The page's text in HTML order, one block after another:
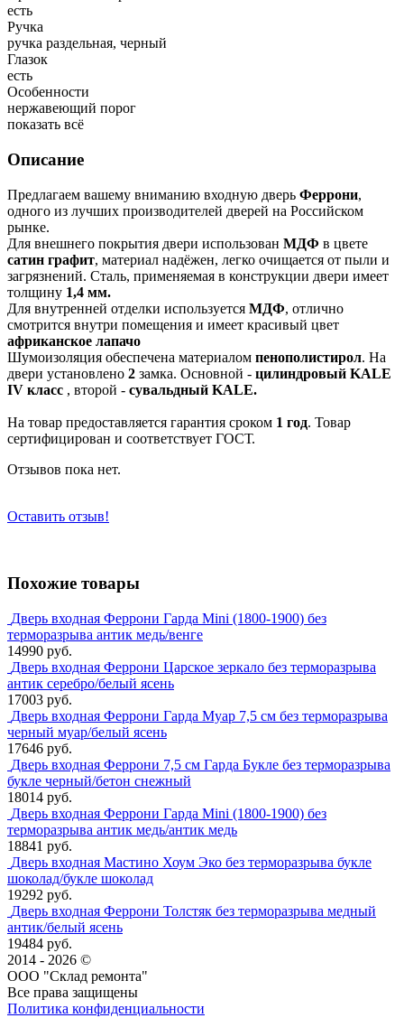
есть
Ручка
ручка раздельная, черный
Глазок
есть
Особенности
нержавеющий порог
показать всё
Описание
Предлагаем вашему вниманию входную дверь Феррони,
одного из лучших производителей дверей на Российском
рынке.
Для внешнего покрытия двери использован МДФ в цвете
сатин графит, материал надёжен, легко очищается от пыли и
загрязнений. Сталь, применяемая в конструкции двери имеет
толщину 1,4 мм.
Для внутренней отделки используется МДФ, отлично
смотрится внутри помещения и имеет красивый цвет
африканское лапачо
Шумоизоляция обеспечена материалом пенополистирол. На
двери установлено 2 замка. Основной - цилиндровый KALE
IV класс , второй - сувальдный KALE.
На товар предоставляется гарантия сроком 1 год. Товар
сертифицирован и соответствует ГОСТ.
Отзывов пока нет.
Оставить отзыв!
Похожие товары
Дверь входная Феррони Гарда Mini (1800-1900) без
терморазрыва антик медь/венге
14990 руб.
Дверь входная Феррони Царское зеркало без терморазрыва
антик серебро/белый ясень
17003 руб.
Дверь входная Феррони Гарда Муар 7,5 см без терморазрыва
черный муар/белый ясень
17646 руб.
Дверь входная Феррони 7,5 см Гарда Букле без терморазрыва
букле черный/бетон снежный
18014 руб.
Дверь входная Феррони Гарда Mini (1800-1900) без
терморазрыва антик медь/антик медь
18841 руб.
Дверь входная Мастино Хоум Эко без терморазрыва букле
шоколад/букле шоколад
19292 руб.
Дверь входная Феррони Толстяк без терморазрыва медный
антик/белый ясень
19484 руб.
2014 - 2026 ©
ООО "Склад ремонта"
Все права защищены
Политика конфиденциальности